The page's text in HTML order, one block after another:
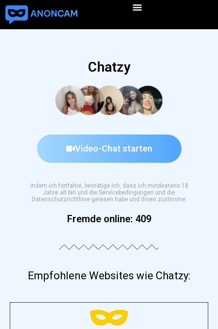
Chatzy
Video-Chat starten
Indem ich fortfahre, bestätige ich, dass ich mindestens 18
Jahre alt bin und die Servicebedingungen und die
Datenschutzrichtlinie gelesen habe und ihnen zustimme.
Fremde online: 409
Empfohlene Websites wie Chatzy: